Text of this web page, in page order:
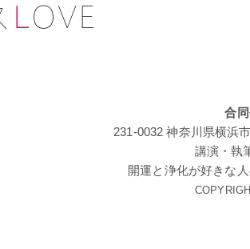
合
231-0032 神奈川県横浜
講演・執
開運と浄化が好きな